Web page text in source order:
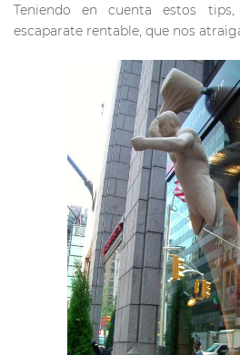
Teniendo en cuenta estos
escaparate rentable, que nos